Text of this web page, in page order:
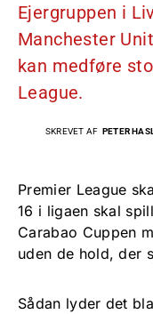
Ejergruppen i
Manchester
kan medføre
League.
SKREVET AF PETER
Premier League
16 i ligaen skal
Carabao Cuppen
uden de hold, der
Sådan lyder det